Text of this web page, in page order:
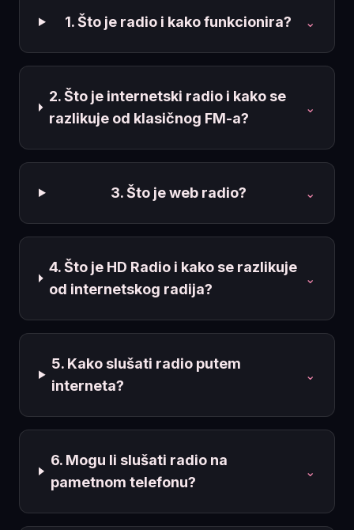
1. Što je radio i kako funkcionira? ⌄
2. Što je internetski radio i kako se
razlikuje od klasičnog FM-a?
⌄
3. Što je web radio? ⌄
4. Što je HD Radio i kako se razlikuje
od internetskog radija?
⌄
5. Kako slušati radio putem
interneta?
⌄
6. Mogu li slušati radio na
pametnom telefonu?
⌄